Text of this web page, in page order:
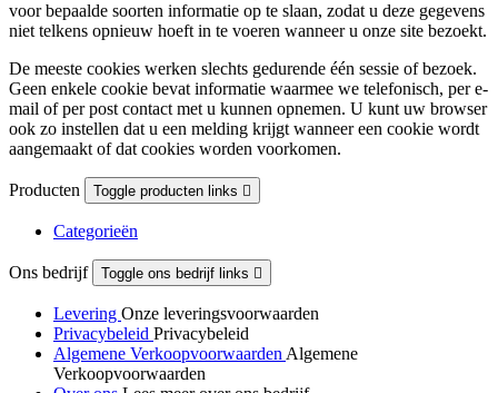
voor bepaalde soorten informatie op te slaan, zodat u deze gegevens
niet telkens opnieuw hoeft in te voeren wanneer u onze site bezoekt.
De meeste cookies werken slechts gedurende één sessie of bezoek.
Geen enkele cookie bevat informatie waarmee we telefonisch, per e-
mail of per post contact met u kunnen opnemen. U kunt uw browser
ook zo instellen dat u een melding krijgt wanneer een cookie wordt
aangemaakt of dat cookies worden voorkomen.
Producten Toggle producten links 
Categorieën
Ons bedrijf Toggle ons bedrijf links 
Levering Onze leveringsvoorwaarden
Privacybeleid Privacybeleid
Algemene Verkoopvoorwaarden Algemene
Verkoopvoorwaarden